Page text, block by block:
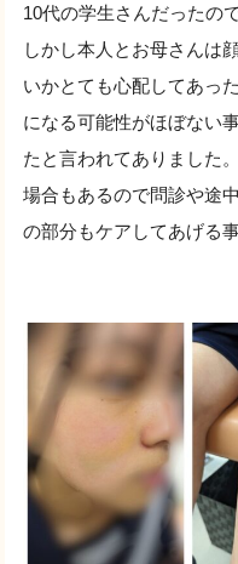
10代の学生さんだったの
しかし本人とお母さんは
いかとても心配してあっ
になる可能性がほぼない
たと言われてありました
場合もあるので問診や途
の部分もケアしてあげる